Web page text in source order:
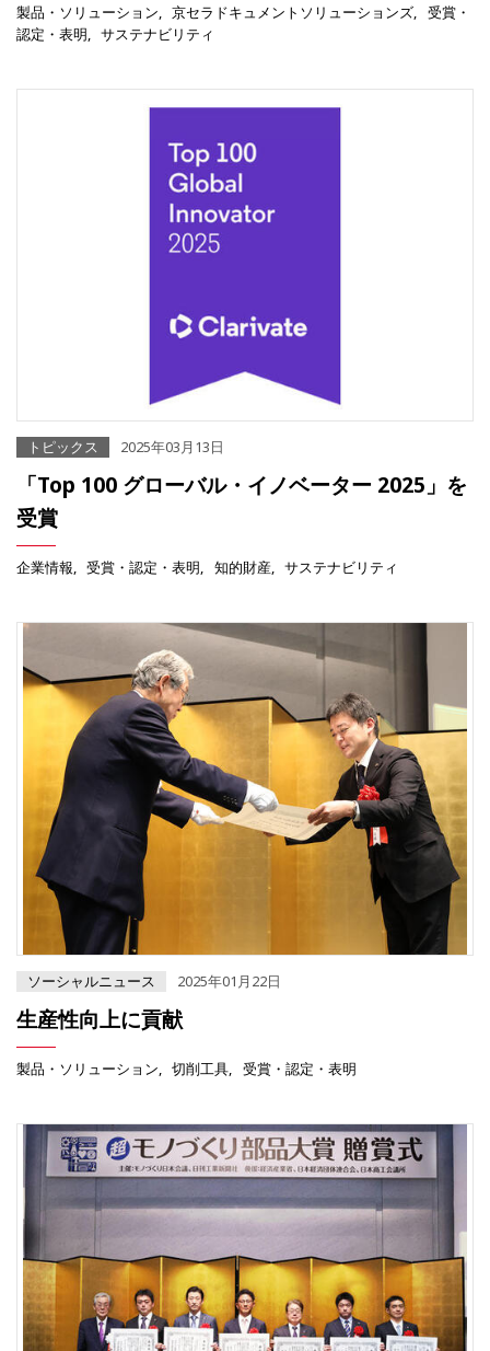
製品・ソリューション 京セラドキュメントソリューションズ
受賞・
認定・表明
サステナビリティ
トピックス 2025年03月13日
「Top 100 グローバル・イノベーター 2025」を
受賞
企業情報 受賞・認定・表明 知的財産 サステナビリティ
ソーシャルニュース 2025年01月22日
生産性向上に貢献
製品・ソリューション 切削工具 受賞・認定・表明